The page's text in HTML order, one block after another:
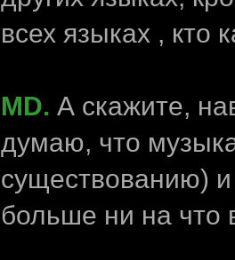
всех языках , кто
MD. А скажите,
думаю, что
существованию)
больше ни на что